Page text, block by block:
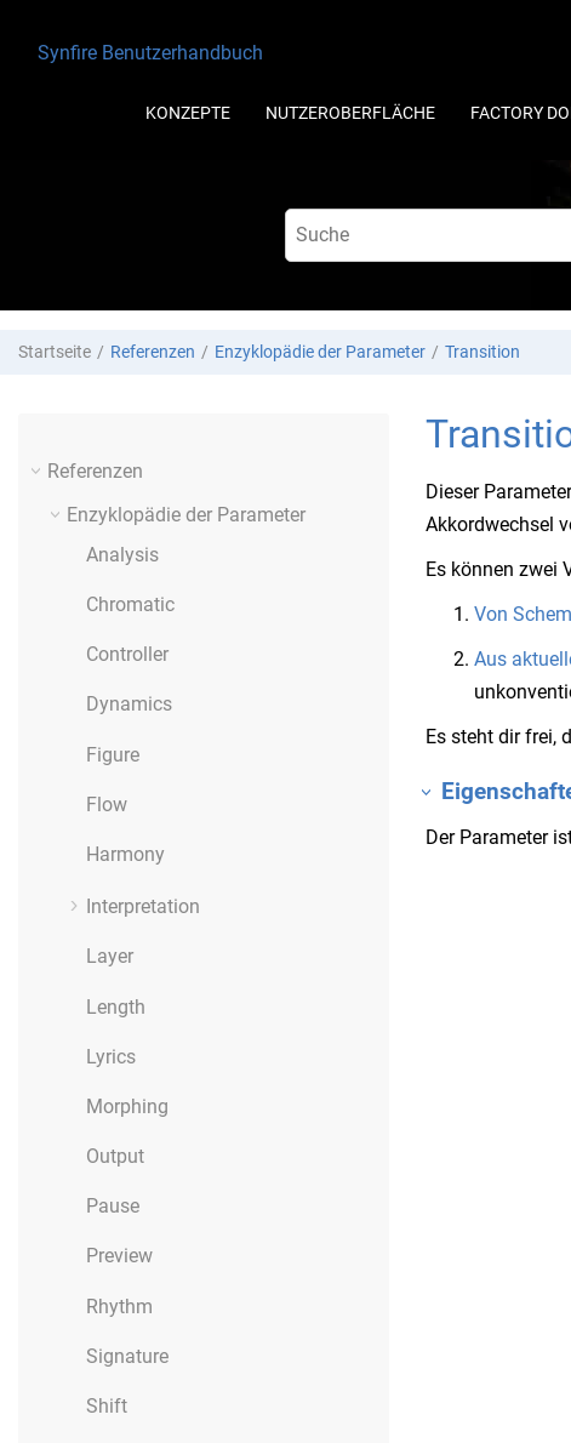
Synfire Benutzerhandbuch
KONZEPTE NUTZEROBERFLÄCHE FACTORY
Startseite Referenzen Enzyklopädie der Parameter Transition
Referenzen
Enzyklopädie der Parameter
Analysis
Chromatic
Controller
Dynamics
Figure
Flow
Harmony
Interpretation
Layer
Length
Lyrics
Morphing
Output
Pause
Preview
Rhythm
Signature
Shift
Dieser
Akkordwechsel
Es können zwei
Von
Aus
Es steht dir frei,
Der Parameter